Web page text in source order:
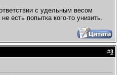
с удельным весом
есть попытка кого-то унизить.
#3